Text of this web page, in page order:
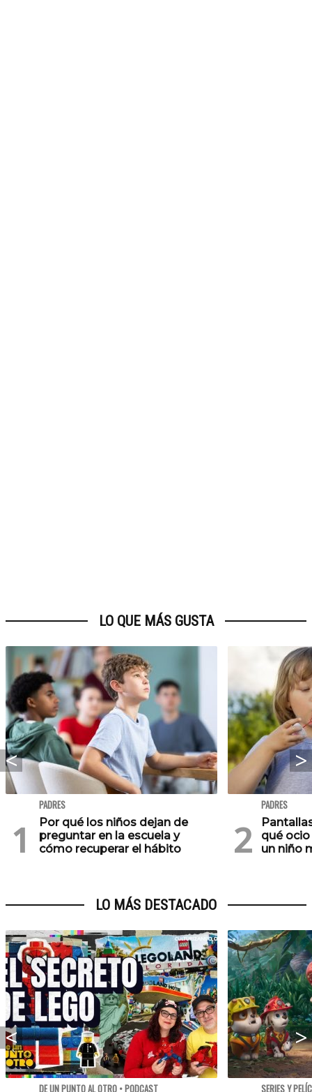
LO QUE MÁS GUSTA
PADRES
Por qué los niños dejan de
preguntar en la escuela y
cómo recuperar el hábito
PADRES
qué
un niño
LO MÁS DESTACADO
DE UN PUNTO AL OTRO • PODCAST SERIES Y